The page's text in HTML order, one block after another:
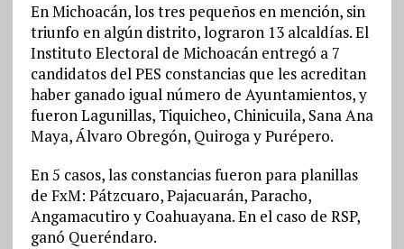
En Michoacán, los tres pequeños en mención, sin
triunfo en algún distrito, lograron 13 alcaldías. El
Instituto Electoral de Michoacán entregó a 7
candidatos del PES constancias que les acreditan
haber ganado igual número de Ayuntamientos, y
fueron Lagunillas, Tiquicheo, Chinicuila, Sana Ana
Maya, Álvaro Obregón, Quiroga y Purépero.
En 5 casos, las constancias fueron para planillas
de FxM: Pátzcuaro, Pajacuarán, Paracho,
Angamacutiro y Coahuayana. En el caso de RSP,
ganó Queréndaro.